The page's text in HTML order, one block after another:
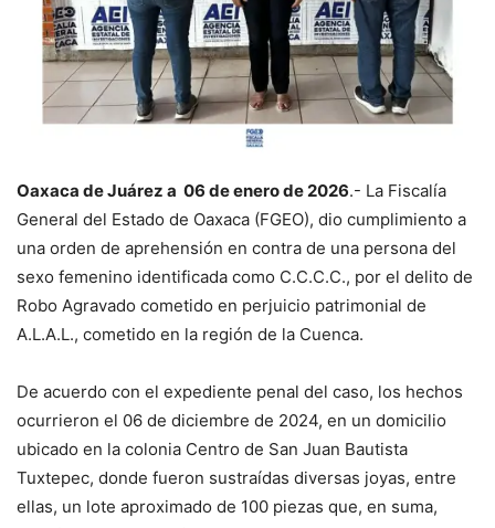
Oaxaca de Juárez a 06 de enero de 2026.- La Fiscalía
General del Estado de Oaxaca (FGEO), dio cumplimiento a
una orden de aprehensión en contra de una persona del
sexo femenino identificada como C.C.C.C., por el delito de
Robo Agravado cometido en perjuicio patrimonial de
A.L.A.L., cometido en la región de la Cuenca.
De acuerdo con el expediente penal del caso, los hechos
ocurrieron el 06 de diciembre de 2024, en un domicilio
ubicado en la colonia Centro de San Juan Bautista
Tuxtepec, donde fueron sustraídas diversas joyas, entre
ellas, un lote aproximado de 100 piezas que, en suma,